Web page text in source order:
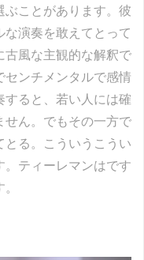
ことがあります。彼
演奏を敢えてとって
風な主観的な解釈で
センチメンタルで感情
ると、若い人には確
ん。でもその一方で
る。こういうこうい
。ティーレマンはです